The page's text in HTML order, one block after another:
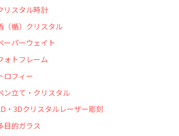
リスタル時計
（楯）クリスタル
ーパーウェイト
ォトフレーム
ロフィー
ン立て・クリスタル
・3Dクリスタルレーザー彫刻
目的ガラス